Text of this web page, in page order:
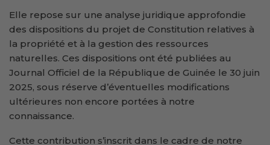
Elle repose sur une analyse juridique approfondie
des dispositions du projet de Constitution relatives à
la propriété et à la gestion des ressources
naturelles. Ces dispositions ont été publiées au
Journal Officiel de la République de Guinée le 30 juin
2025, sous réserve d’éventuelles modifications
ultérieures non encore portées à notre
connaissance.
Cette contribution s’inscrit dans le cadre de notre